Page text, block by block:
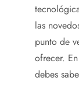
las
punto de
ofrecer.
debes